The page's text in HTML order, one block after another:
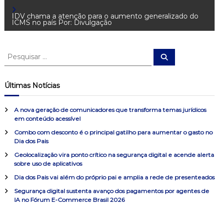
v
e
g
a
d
IDV chama a atenção para o aumento generalizado do
ICMS no país Por: Divulgação
P
q
u
s
r
o
:
P
s
r
Últimas Notícias
A nova geração de comunicadores que transforma temas jurídicos
em conteúdo acessível
Combo com desconto é o principal gatilho para aumentar o gasto no
Dia dos Pais
Geolocalização vira ponto crítico na segurança digital e acende alerta
sobre uso de aplicativos
Dia dos Pais vai além do próprio pai e amplia a rede de presenteados
Segurança digital sustenta avanço dos pagamentos por agentes de
IA no Fórum E-Commerce Brasil 2026